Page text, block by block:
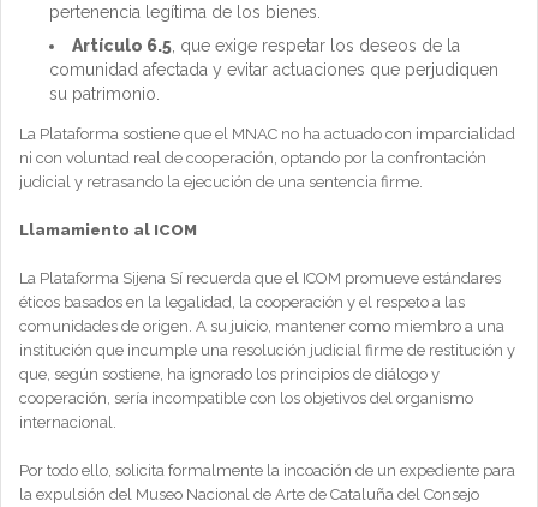
pertenencia legítima de los bienes.
Artículo 6.5 , que exige respetar los deseos de la
comunidad afectada y evitar actuaciones que perjudiquen
su patrimonio.
La Plataforma sostiene que el MNAC no ha actuado con imparcialidad
ni con voluntad real de cooperación, optando por la confrontación
judicial y retrasando la ejecución de una sentencia firme.
Llamamiento al ICOM
La Plataforma Sijena Sí recuerda que el ICOM promueve estándares
éticos basados en la legalidad, la cooperación y el respeto a las
comunidades de origen. A su juicio, mantener como miembro a una
institución que incumple una resolución judicial firme de restitución y
que, según sostiene, ha ignorado los principios de diálogo y
cooperación, sería incompatible con los objetivos del organismo
internacional.
Por todo ello, solicita formalmente la incoación de un expediente para
la expulsión del Museo Nacional de Arte de Cataluña del Consejo